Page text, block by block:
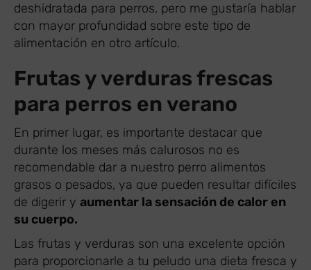
deshidratada para perros, pero me gustaría hablar
con mayor profundidad sobre este tipo de
alimentación en otro artículo.
Frutas y verduras frescas
para perros en verano
En primer lugar, es importante destacar que
durante los meses más calurosos no es
recomendable dar a nuestro perro alimentos
grasos o pesados, ya que pueden resultar difíciles
de digerir y aumentar la sensación de calor en
su cuerpo.
Las frutas y verduras son una excelente opción
para proporcionarle a tu peludo una dieta fresca y